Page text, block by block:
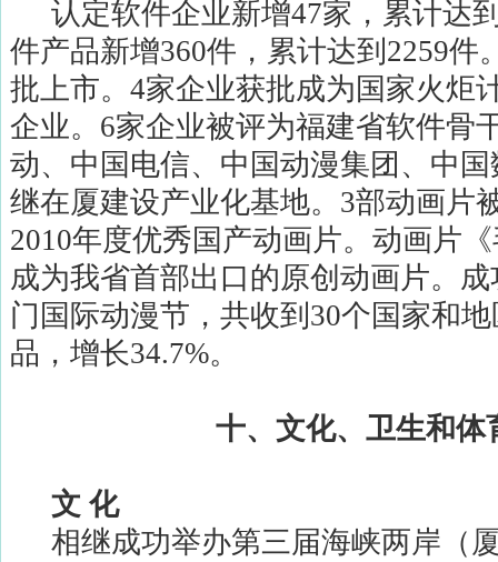
认定软件企业新增47家，累计达
件产品新增360件，累计达到 2259件
批上市。 4家企业获批成为国家火炬
企业。 6家企业被评为福建省软件骨
动、中国电信、中国动漫集团、中
继在厦建设产业化基地。 3部动画片
2010年度优秀国产动画片。动画片
成为我省首部出口的原创动画片。
门国际动漫节，共收到 30个国家和
品，增长34.7%。
十、文化、卫生和体
文 化
相继成功举办第三届海峡两岸（